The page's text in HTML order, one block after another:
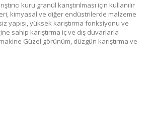
kuru granül karıştırılması için kullanılır
kimyasal ve diğer endüstrilerde malzeme
yapısı, yüksek karıştırma fonksiyonu ve
sahip karıştırma iç ve dış duvarlarla
Güzel görünüm, düzgün karıştırma ve